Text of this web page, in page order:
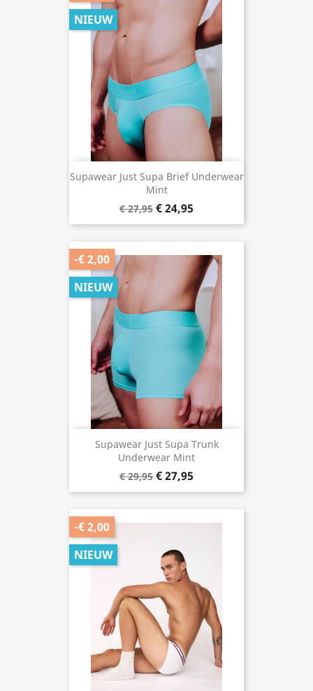
Supawear Just Supa Brief Underwear
Mint
€ 27,95 € 24,95
NIEUW
Supawear Just Supa Trunk
Underwear Mint
€ 29,95 € 27,95
-€ 2,00
NIEUW
-€ 2,00
NIEUW